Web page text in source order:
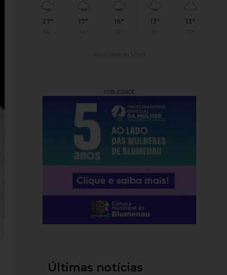
27°
14°
17°
14°
16°
12°
13°
11°
13°
10°
Atualizado às 12h01
PUBLICIDADE
Últimas notícias